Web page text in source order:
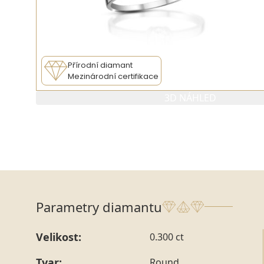
Přírodní diamant
Mezinárodní certifikace
Parametry diamantu
Velikost: 0.300 ct